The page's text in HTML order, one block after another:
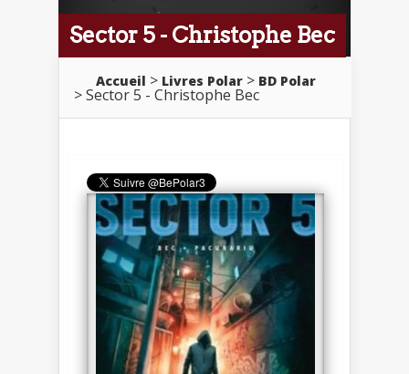
Sector 5 - Christophe Bec
Accueil Livres Polar BD Polar
Sector 5 - Christophe Bec